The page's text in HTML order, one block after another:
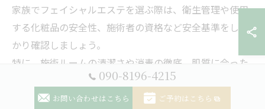
家族でフェイシャルエステを選ぶ際は、衛生管理や使用
する化粧品の安全性、施術者の資格など安全基準をしっ
かり確認しましょう。
特に、施術ルームの清潔さや消毒の徹底、肌質に合った
低刺激な製品の使用は重要なポイントです。
また、エステティシャンが資格を持ち、定期的な研修を
090-8196-4215
お問い合わせはこちら ご予約はこちら